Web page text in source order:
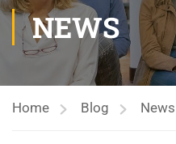
NEWS
Home Blog News